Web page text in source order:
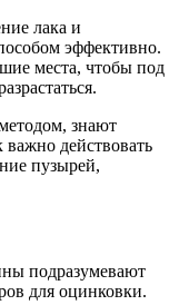
лака и
эффективно.
места, чтобы под
знают
важно действовать
пузырей,
подразумевают
для оцинковки.